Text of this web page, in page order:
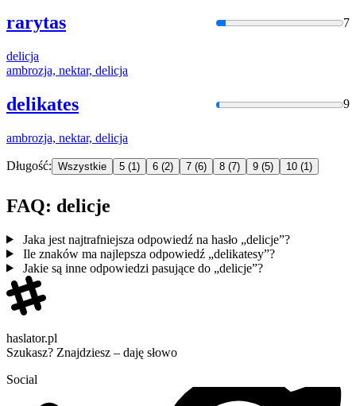
rarytas 7
delicja
ambrozja, nektar, delicja
delikates 9
ambrozja, nektar, delicja
Długość: Wszystkie 5 (1) 6 (2) 7 (6) 8 (7) 9 (5) 10 (1)
FAQ: delicje
Jaka jest najtrafniejsza odpowiedź na hasło „delicje”?
Ile znaków ma najlepsza odpowiedź „delikatesy”?
Jakie są inne odpowiedzi pasujące do „delicje”?
haslator.pl
Szukasz? Znajdziesz – daję słowo
Social